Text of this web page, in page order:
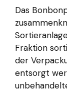
Das
Fraktion
der
entsorgt